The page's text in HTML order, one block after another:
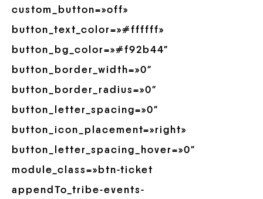
custom_button=»off»
button_text_color=»#ffffff»
button_bg_color=»#f92b44″
button_border_width=»0″
button_border_radius=»0″
button_letter_spacing=»0″
button_icon_placement=»right»
button_letter_spacing_hover=»0″
module_class=»btn-ticket
appendTo_tribe-events-